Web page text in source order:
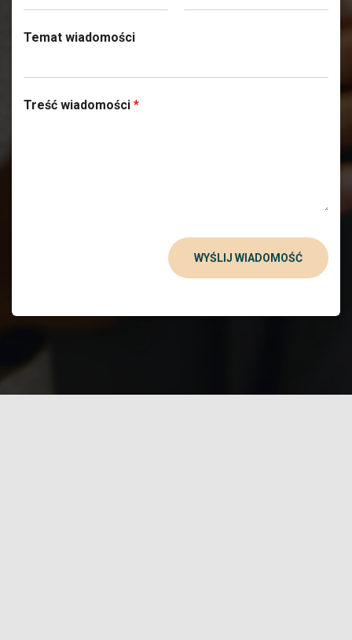
Temat wiadomości
Treść wiadomości *
WYŚLIJ WIADOMOŚĆ